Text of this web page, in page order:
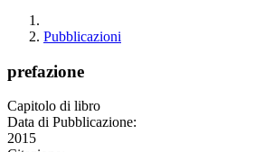
Pubblicazioni
prefazione
Capitolo di libro
Data di Pubblicazione:
2015